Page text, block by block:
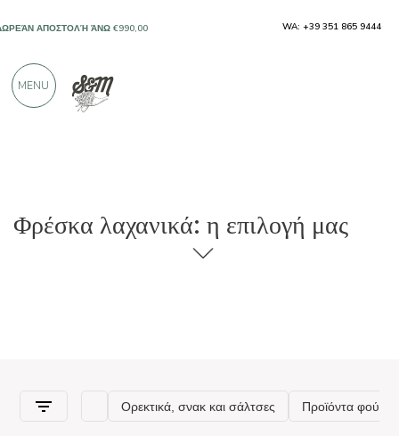
Φρέσκα λαχανικά: η επιλογή μας
ΑΠΟΣΤΟΛΉ ΆΝΩ €990,00
ΠΡΟΪΌΝΤΑ ΑΠΌ ΕΞΑΙΡΕΤΙΚΟΎΣ
WA: +39 351 865 9444
MENU